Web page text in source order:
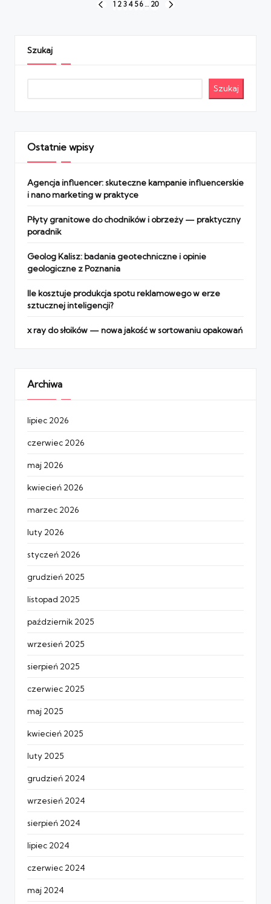
Stronicowanie
PREVIOUS
1 2 3 4 5 6 … 20
Szukaj
Szukaj
Ostatnie wpisy
Agencja influencer: skuteczne kampanie influencerskie
i nano marketing w praktyce
Płyty granitowe do chodników i obrzeży — praktyczny
poradnik
Geolog Kalisz: badania geotechniczne i opinie
geologiczne z Poznania
Ile kosztuje produkcja spotu reklamowego w erze
sztucznej inteligencji?
x ray do słoików — nowa jakość w sortowaniu opakowań
Archiwa
lipiec 2026
czerwiec 2026
maj 2026
kwiecień 2026
marzec 2026
luty 2026
styczeń 2026
grudzień 2025
listopad 2025
październik 2025
wrzesień 2025
sierpień 2025
czerwiec 2025
maj 2025
kwiecień 2025
luty 2025
grudzień 2024
wrzesień 2024
sierpień 2024
lipiec 2024
czerwiec 2024
maj 2024